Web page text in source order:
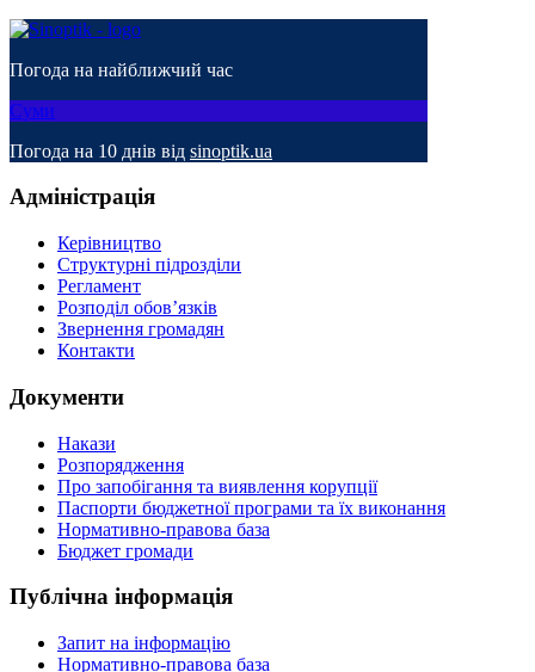
Погода на найближчий час
Суми
Погода на 10 днів від sinoptik.ua
Адміністрація
Керівництво
Структурні підрозділи
Регламент
Розподіл обов’язків
Звернення громадян
Контакти
Документи
Накази
Розпорядження
Про запобігання та виявлення корупції
Паспорти бюджетної програми та їх виконання
Нормативно-правова база
Бюджет громади
Публічна інформація
Запит на інформацію
Нормативно-правова база